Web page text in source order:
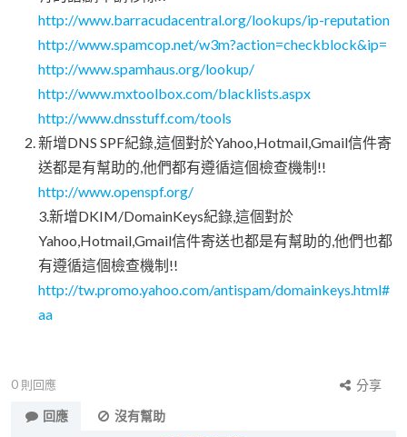
http://www.barracudacentral.org/lookups/ip-reputation
http://www.spamcop.net/w3m?action=checkblock&ip=
http://www.spamhaus.org/lookup/
http://www.mxtoolbox.com/blacklists.aspx
http://www.dnsstuff.com/tools
新增DNS SPF紀錄,這個對於Yahoo,Hotmail,Gmail信件寄
送都是有幫助的,他們都有遵循這個檢查機制!!
http://www.openspf.org/
3.新增DKIM/DomainKeys紀錄,這個對於
Yahoo,Hotmail,Gmail信件寄送也都是有幫助的,他們也都
有遵循這個檢查機制!!
http://tw.promo.yahoo.com/antispam/domainkeys.html#
aa
0 則回應
分享
回應
沒有幫助